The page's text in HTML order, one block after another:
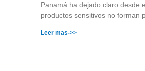
Panamá ha dejado claro desde
productos sensitivos no forman
Leer mas->>